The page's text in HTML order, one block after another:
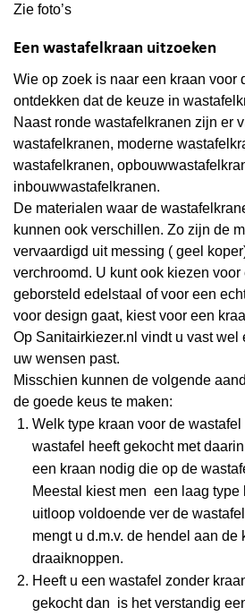
Zie foto’s
Een wastafelkraan uitzoeken
Wie op zoek is naar een kraan voor
ontdekken dat de keuze in
Naast ronde wastafelkranen zijn er
wastafelkranen, moderne
wastafelkranen,
inbouwwastafelkranen.
De materialen waar de
kunnen ook verschillen. Zo zijn de
vervaardigd uit messing ( geel
verchroomd. U kunt ook kiezen
geborsteld edelstaal of voor een
voor design gaat, kiest voor een
Op Sanitairkiezer.nl vindt u vast wel
uw wensen past.
Misschien kunnen de volgende
de goede keus te maken:
Welk type kraan voor de
wastafel heeft gekocht met
een kraan nodig die op de
Meestal kiest men een laag type
uitloop voldoende ver de
mengt u d.m.v. de hendel aan de
draaiknoppen.
Heeft u een wastafel zonder
gekocht dan is het verstandig